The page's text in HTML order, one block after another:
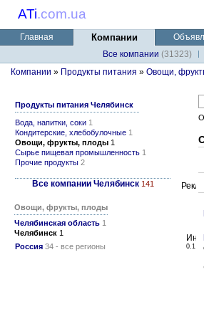
ATi.com.ua
Главная Компании
Все компании (31323)
Компании » Продукты питания » Овощи,
Продукты питания Челябинск
Вода, напитки, соки 1
Кондитерские, хлебобулочные 1
Овощи, фрукты, плоды 1
Сырье пищевая промышленность 1
Прочие продукты 2
Все компании Челябинск 141
Овощи, фрукты, плоды
Челябинская область 1
Челябинск 1
Россия 34 - все регионы 0.1